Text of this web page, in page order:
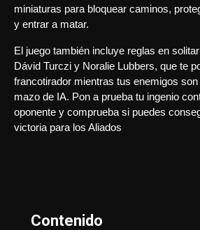
miniaturas para bloquear caminos,
y entrar a matar.
El juego también incluye reglas en
Dávid Turczi y Noralie Lubbers, que te
francotirador mientras tus enemigos
mazo de IA. Pon a prueba tu ingenio
oponente y comprueba si puedes
victoria para los Aliados
Contenido